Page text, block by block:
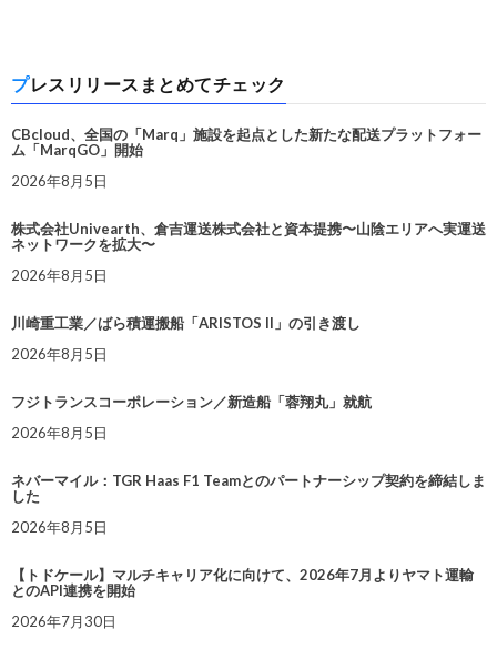
プレスリリースまとめてチェック
CBcloud、全国の「Marq」施設を起点とした新たな配送プラットフォー
ム「MarqGO」開始
2026年8月5日
株式会社Univearth、倉吉運送株式会社と資本提携〜山陰エリアへ実運送
ネットワークを拡大〜
2026年8月5日
川崎重工業／ばら積運搬船「ARISTOS II」の引き渡し
2026年8月5日
フジトランスコーポレーション／新造船「蓉翔丸」就航
2026年8月5日
ネバーマイル：TGR Haas F1 Teamとのパートナーシップ契約を締結しま
した
2026年8月5日
【トドケール】マルチキャリア化に向けて、2026年7月よりヤマト運輸
とのAPI連携を開始
2026年7月30日